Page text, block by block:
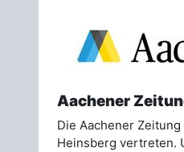
Aachener
Die Aachener
Heinsberg vertreten.